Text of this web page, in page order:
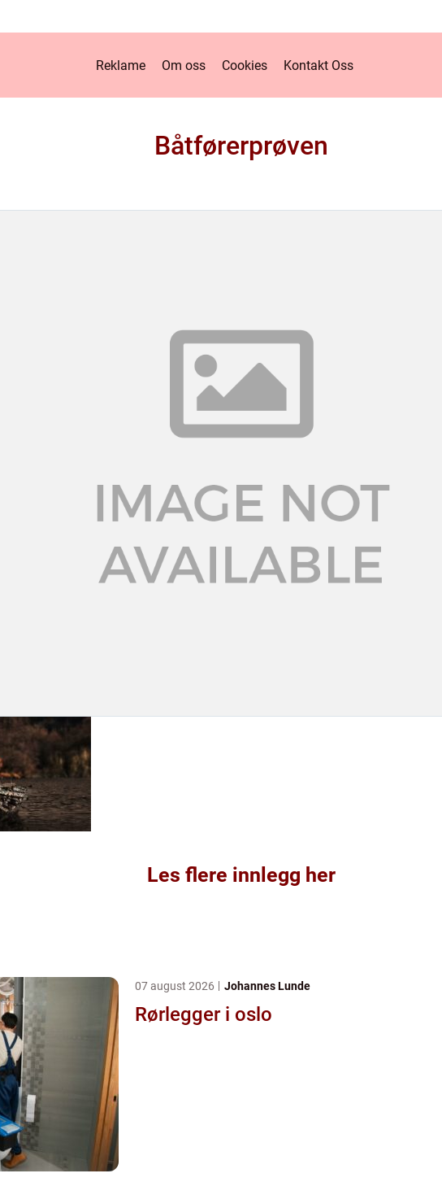
Reklame Om oss Cookies Kontakt Oss
Båtførerprøven
Les flere innlegg her
07 august 2026 Johannes Lunde
Rørlegger i oslo